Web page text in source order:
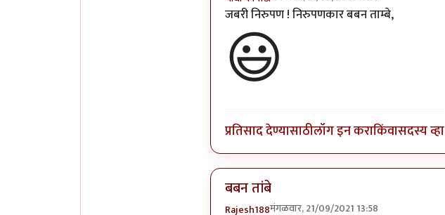
In reply toकीर्तनकार बुवांसारखी..by
जबरी निरुपण ! निरुपणकार बबन ताम्बे,
😃
प्रतिसाद देण्यासाठीलॉग इन कराकिंवासदस्य व्हा
बबन तांबे
Rajesh188मंगळवार, 21/09/2021 13:58